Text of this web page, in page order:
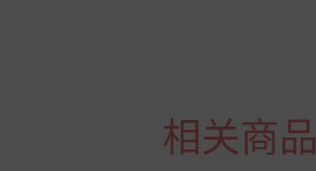
相关商品